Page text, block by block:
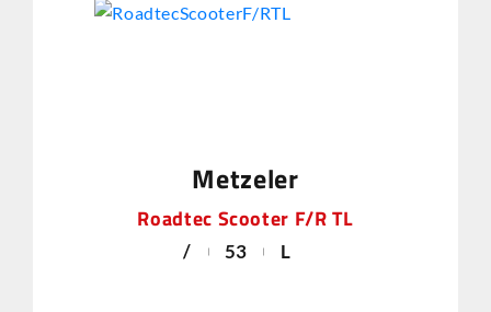
Metzeler
Roadtec Scooter F/R TL
/ 53 L